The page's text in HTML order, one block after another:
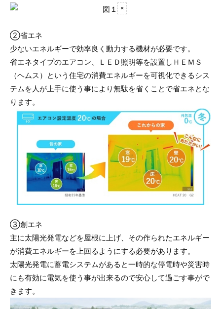
②省エネ
少ないエネルギーで効率良く動力する機材が必要です。
省エネタイプのエアコン、ＬＥＤ照明等を設置しＨＥＭＳ
（ヘムス）という住宅の消費エネルギーを可視化できるシス
テムを人が上手に使う事により無駄を省くことで省エネとな
ります。
③創エネ
主に太陽光発電などを屋根に上げ、その作られたエネルギー
が消費エネルギーを上回るようにする必要があります。
太陽光発電に蓄電システムがあると一時的な停電時や災害時
にも有効に電気を使う事が出来るので安心して過ごす事がで
きます。